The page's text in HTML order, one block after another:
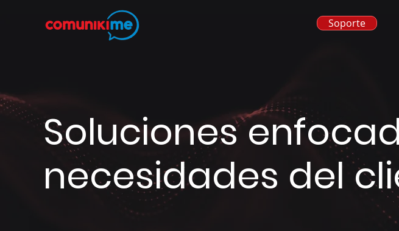
Soporte
Soluciones
necesidades del